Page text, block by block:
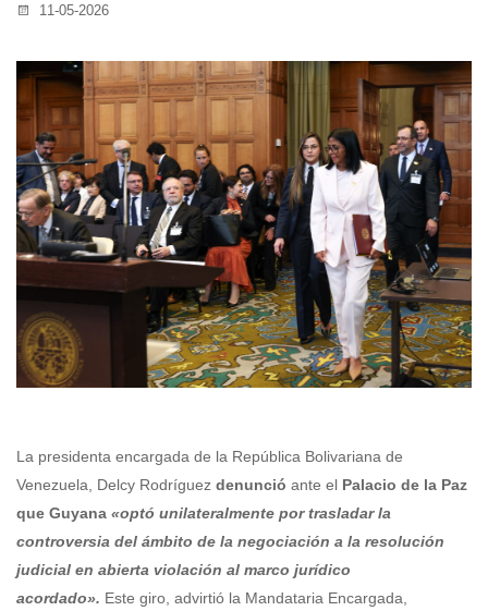
11-05-2026
La presidenta encargada de la República Bolivariana de
Venezuela, Delcy Rodríguez denunció ante el Palacio de la Paz
que Guyana «optó unilateralmente por trasladar la
controversia del ámbito de la negociación a la resolución
judicial en abierta violación al marco jurídico
acordado». Este giro, advirtió la Mandataria Encargada,